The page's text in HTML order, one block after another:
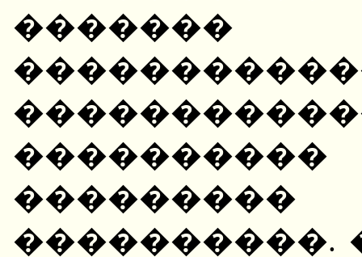
����������.